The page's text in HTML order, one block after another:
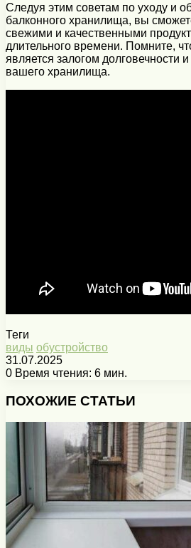
Следуя этим советам по уходу и
балконного хранилища, вы
свежими и качественными
длительного времени. Помните,
является залогом долговечности
вашего хранилища.
Теги
виды обустройство
31.07.2025
0 Время чтения: 6 мин.
ПОХОЖИЕ СТАТЬИ